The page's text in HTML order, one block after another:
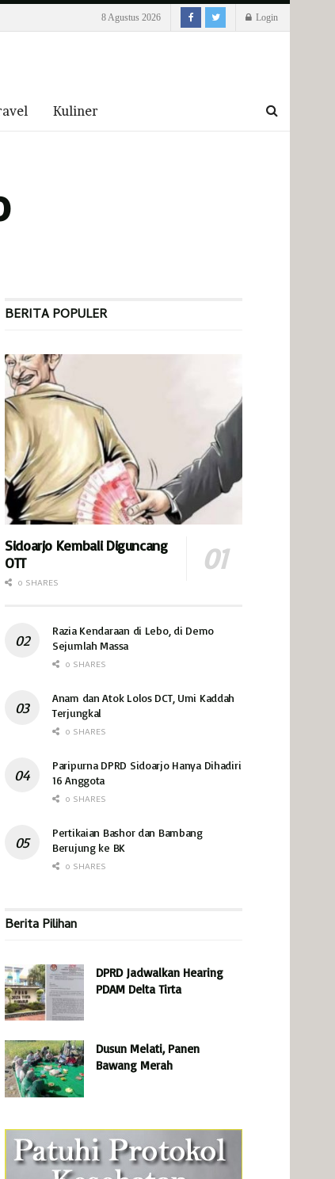
8 Agustus 2026 Login
Kuliner
BERITA POPULER
Sidoarjo Kembali Diguncang
OTT
0 SHARES
Razia Kendaraan di Lebo, di Demo
Sejumlah Massa
0 SHARES
Anam dan Atok Lolos DCT, Umi Kaddah
Terjungkal
0 SHARES
Paripurna DPRD Sidoarjo Hanya Dihadiri
16 Anggota
0 SHARES
Pertikaian Bashor dan Bambang
Berujung ke BK
0 SHARES
Berita Pilihan
DPRD Jadwalkan Hearing
PDAM Delta Tirta
Dusun Melati, Panen
Bawang Merah